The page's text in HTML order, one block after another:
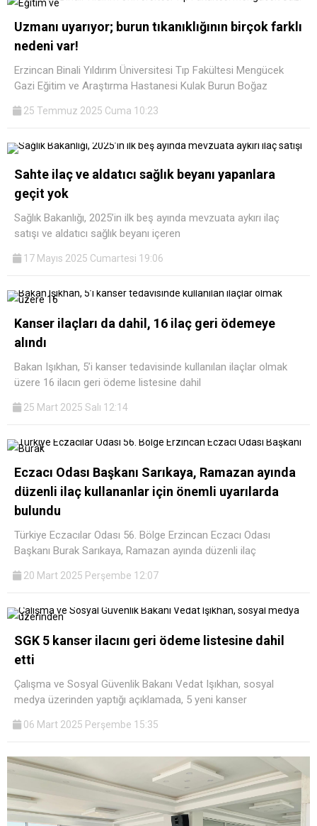
Uzmanı uyarıyor; burun tıkanıklığının birçok farklı
nedeni var!
Erzincan Binali Yıldırım Üniversitesi Tıp Fakültesi Mengücek
Gazi Eğitim ve Araştırma Hastanesi Kulak Burun Boğaz
25 Temmuz 2025 Cuma 10:23
Sahte ilaç ve aldatıcı sağlık beyanı yapanlara
geçit yok
Sağlık Bakanlığı, 2025’in ilk beş ayında mevzuata aykırı ilaç
satışı ve aldatıcı sağlık beyanı içeren
17 Mayıs 2025 Cumartesi 19:06
Kanser ilaçları da dahil, 16 ilaç geri ödemeye
alındı
Bakan Işıkhan, 5’i kanser tedavisinde kullanılan ilaçlar olmak
üzere 16 ilacın geri ödeme listesine dahil
25 Mart 2025 Salı 12:14
Eczacı Odası Başkanı Sarıkaya, Ramazan ayında
düzenli ilaç kullananlar için önemli uyarılarda
bulundu
Türkiye Eczacılar Odası 56. Bölge Erzincan Eczacı Odası
Başkanı Burak Sarıkaya, Ramazan ayında düzenli ilaç
20 Mart 2025 Perşembe 12:07
SGK 5 kanser ilacını geri ödeme listesine dahil
etti
Çalışma ve Sosyal Güvenlik Bakanı Vedat Işıkhan, sosyal
medya üzerinden yaptığı açıklamada, 5 yeni kanser
06 Mart 2025 Perşembe 15:35